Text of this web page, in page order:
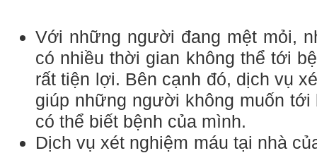
Với những người đang mệt mỏi,
có nhiều thời gian không thể tới
rất tiện lợi. Bên cạnh đó, dịch vụ
giúp những người không muốn
có thể biết bệnh của mình.
Dịch vụ xét nghiệm máu tại nhà